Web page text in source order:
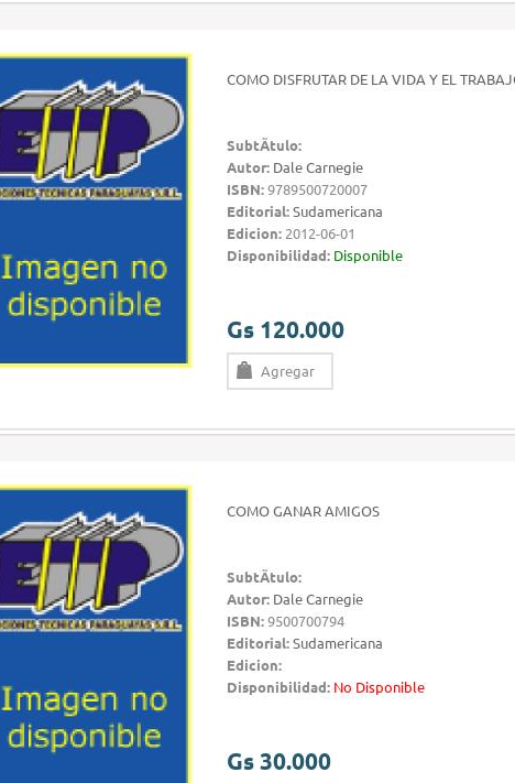
COMO DISFRUTAR DE LA VIDA Y EL
SubtÃ­tulo:
Autor: Dale Carnegie
ISBN:9789500720007
Editorial:Sudamericana
Edicion: 2012-06-01
Disponibilidad: Disponible
Gs 120.000
Agregar
COMO GANAR AMIGOS
SubtÃ­tulo:
Autor: Dale Carnegie
ISBN:9500700794
Editorial:Sudamericana
Edicion:
Disponibilidad: No Disponible
Gs 30.000